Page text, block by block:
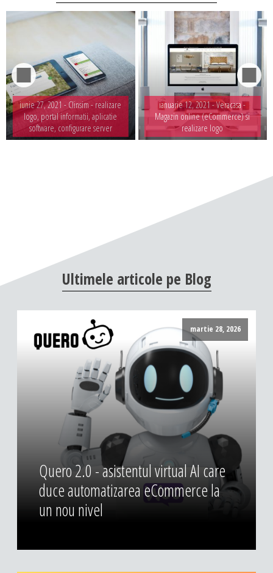
iunie 27, 2021 - Clinsim - realizare
logo, portal informatii, aplicatie
software, configurare server
ianuarie 12, 2021 -Veracasa -
Magazin online (eCommerce) si
realizare logo
Ultimele articole pe Blog
martie 28, 2026
Quero 2.0 - asistentul virtual AI care
duce automatizarea eCommerce la
un nou nivel